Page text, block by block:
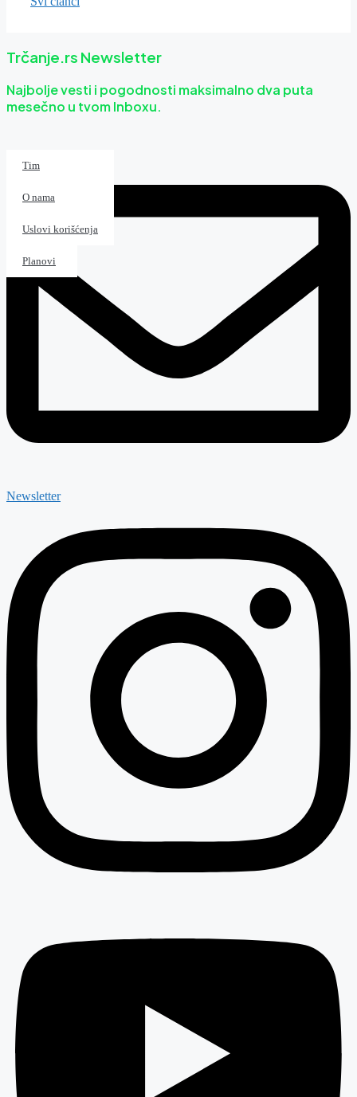
Trčanje.rs Newsletter
Najbolje vesti i pogodnosti maksimalno dva puta
mesečno u tvom Inboxu.
Kalendar
Magazin
Patike
Planovi
Tim
O nama
Uslovi korišćenja
Newsletter